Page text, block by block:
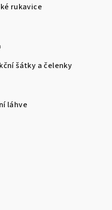
rukavice
šátky a čelenky
láhve